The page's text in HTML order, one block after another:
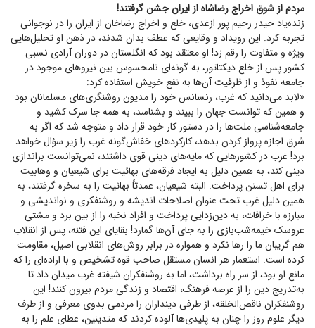
مردم از شوق اخراج رضاشاه از ایران جشن گرفتند!
زنده‌یاد حیدر رحیم پور ازغدی، خلع و اخراج رضاخان از ایران را در نوجوانی
تجربه کرد. این رویداد و وقایعی که عطف بدان شدند، در ذهن او تحلیل‌هایی
ویژه و متفاوت را رقم زد! او معتقد بود که انگلستان در دوران آزادی نسبی
کشور پس از خلع دیکتاتور، به گونه‌ای نامحسوس بین نیرو‌های موجود در
جامعه نفوذ و از ظرفیت آن‌ها به نفع خویش استفاده کرد:
«لابد می‌دانید که غرب، رنسانس خود را مدیون روشنگری‌های مسلمانان بود
و همین که توانست جهان را ببیند و بشناسد، به همه جا سرک کشید و
جامعه‌شناسی ملت‌ها را در دستور کار خود قرار داد و متوجه شد که اگر به
شرق اجازه پرواز کردن بدهد، کارکرد‌های خفاش‌گونه غرب را زیر سؤال خواهد
برد! غرب در کشور‌هایی که مایه‌های دینی قوی داشتند، نمی‌توانست براندازی
دینی کند، به همین دلیل به ایجاد فرقه‌های بهائیت برای شیعیان و وهابیت
برای اهل تسنن پرداخت. البته شیعیان، عمدتاً بهائیت را به سخره گرفتند، به
همین دلیل غرب تحت عنوان اصلاحات اندیشه و روشنفکری و نواندیشی و
مبارزه با خرافات، به دین‌زدایی پرداخت و افراد نخبه را از بین برد و مشتی
عروسک خیمه‌شب‌بازی را به جای آن‌ها گمارد! بقایای این فتنه، پس از انقلاب
هم گریبان ما را رها نکرد و همواره در برابر روش‌های انقلابی اصیل، مقاومت
کرده است. استعمار هر انسان مستقل صاحب قوه تشخیص و با اراده‌ای را که
مانع او بود، از سر راه برداشت، اما به روشنفکران شیفته غرب میدان داد تا
به‌تدریج دین را از عرصه فرهنگ، اقتصاد و زندگی مردم بیرون کنند! این
روشنفکران ناقص‌الخلقه، از طرفی دینداران را مردمی بدوی معرفی و از طرف
دیگر علوم روز را چنان به پلیدی‌ها آلوده کردند که متدینین، عطای علم را به